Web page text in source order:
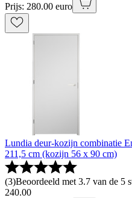
Prijs: 280.00 euro
Lundia deur-kozijn combinatie
211,5 cm (kozijn 56 x 90 cm)
(3)Beoordeeld met 3.7 van de 5
240.00